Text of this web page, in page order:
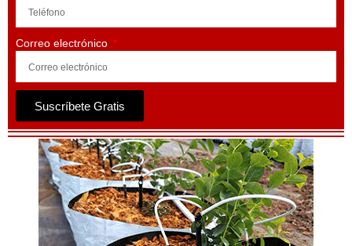
Correo electrónico
Suscríbete Gratis